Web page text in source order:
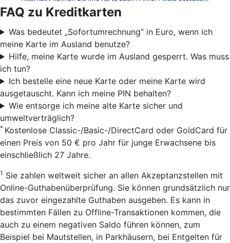
FAQ zu Kreditkarten
Was bedeutet „Sofortumrechnung“ in Euro, wenn ich
meine Karte im Ausland benutze?
Hilfe, meine Karte wurde im Ausland gesperrt. Was muss
ich tun?
Ich bestelle eine neue Karte oder meine Karte wird
ausgetauscht. Kann ich meine PIN behalten?
Wie entsorge ich meine alte Karte sicher und
umweltverträglich?
* Kostenlose Classic-/Basic-/DirectCard oder GoldCard für
einen Preis von 50 € pro Jahr für junge Erwachsene bis
einschließlich 27 Jahre.
1 Sie zahlen weltweit sicher an allen Akzeptanzstellen mit
Online-Guthabenüberprüfung. Sie können grundsätzlich nur
das zuvor eingezahlte Guthaben ausgeben. Es kann in
bestimmten Fällen zu Offline-Transaktionen kommen, die
auch zu einem negativen Saldo führen können, zum
Beispiel bei Mautstellen, in Parkhäusern, bei Entgelten für